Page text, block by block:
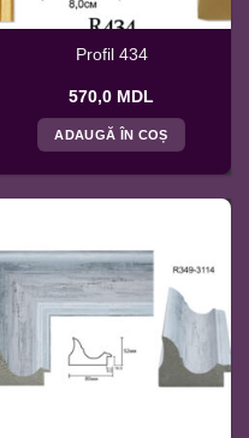
Profil 434
570,0 MDL
ADAUGĂ ÎN COȘ